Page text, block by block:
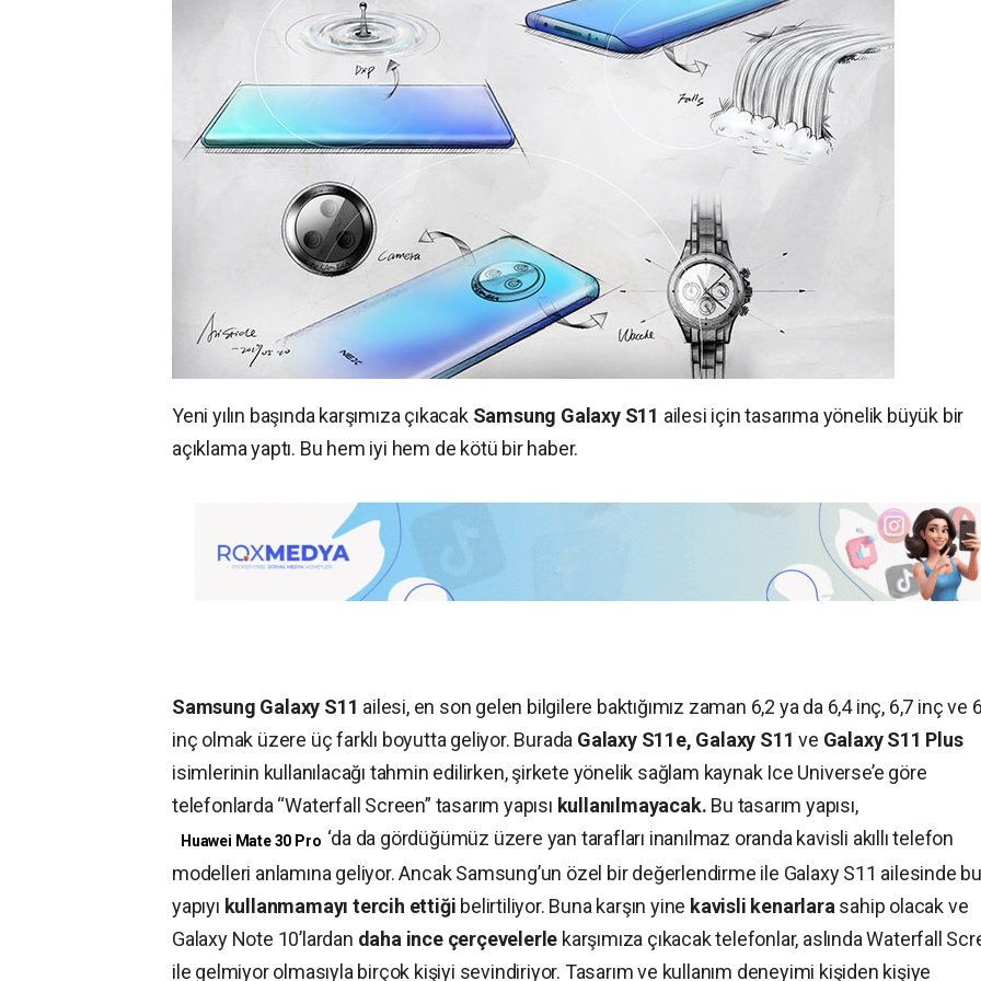
Yeni yılın başında karşımıza çıkacak Samsung Galaxy S11 ailesi için tasarıma yönelik büyük bir
açıklama yaptı. Bu hem iyi hem de kötü bir haber.
Samsung Galaxy S11 ailesi, en son gelen bilgilere baktığımız zaman 6,2 ya da 6,4 inç, 6,7 inç ve
inç olmak üzere üç farklı boyutta geliyor. Burada Galaxy S11e, Galaxy S11ve Galaxy S11 Plus
isimlerinin kullanılacağı tahmin edilirken, şirkete yönelik sağlam kaynak Ice Universe’e göre
telefonlarda “Waterfall Screen” tasarım yapısı kullanılmayacak. Bu tasarım yapısı,
Huawei Mate 30 Pro ‘da da gördüğümüz üzere yan tarafları inanılmaz oranda kavisli akıllı telefon
modelleri anlamına geliyor. Ancak Samsung’un özel bir değerlendirme ile Galaxy S11 ailesinde bu
yapıyı kullanmamayı tercih ettiği belirtiliyor. Buna karşın yine kavisli kenarlara sahip olacak ve
Galaxy Note 10’lardan daha ince çerçevelerle karşımıza çıkacak telefonlar, aslında Waterfall
ile gelmiyor olmasıyla birçok kişiyi sevindiriyor. Tasarım ve kullanım deneyimi kişiden kişiye